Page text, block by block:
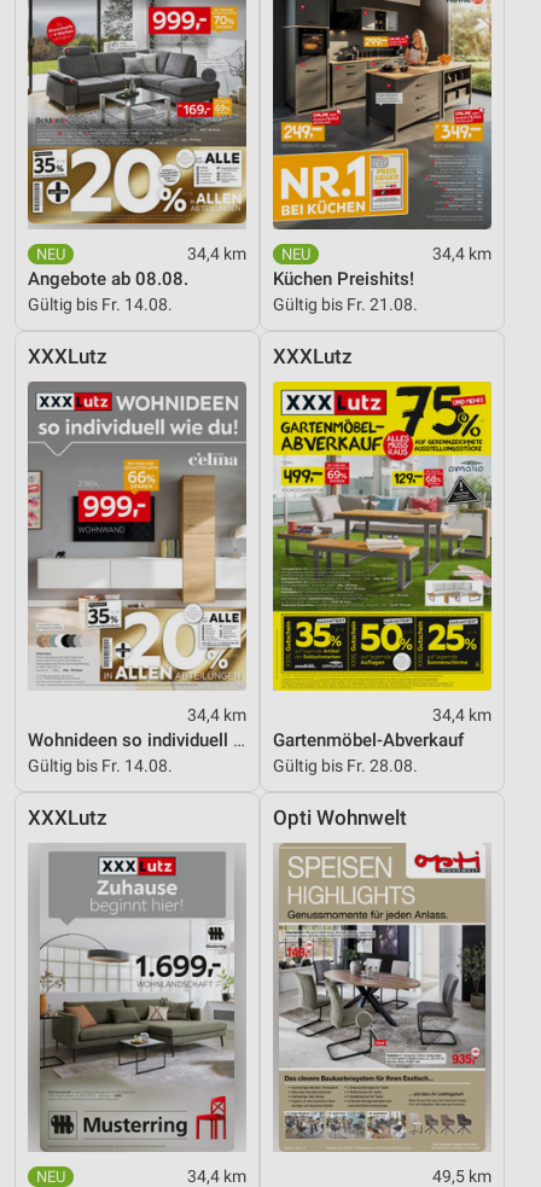
34,4 km
Angebote ab 08.08.
Gültig bis Fr. 14.08.
34,4 km
Küchen Preishits!
Gültig bis Fr. 21.08.
XXXLutz
34,4 km
Wohnideen so individuell wie du!
Gültig bis Fr. 14.08.
XXXLutz
34,4 km
Gartenmöbel-Abverkauf
Gültig bis Fr. 28.08.
XXXLutz
34,4 km
Opti Wohnwelt
49,5 km